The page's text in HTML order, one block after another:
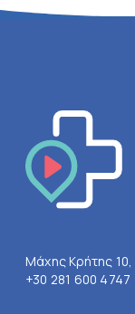
Μάχης Κρήτης 10,
+30 281 600 4747